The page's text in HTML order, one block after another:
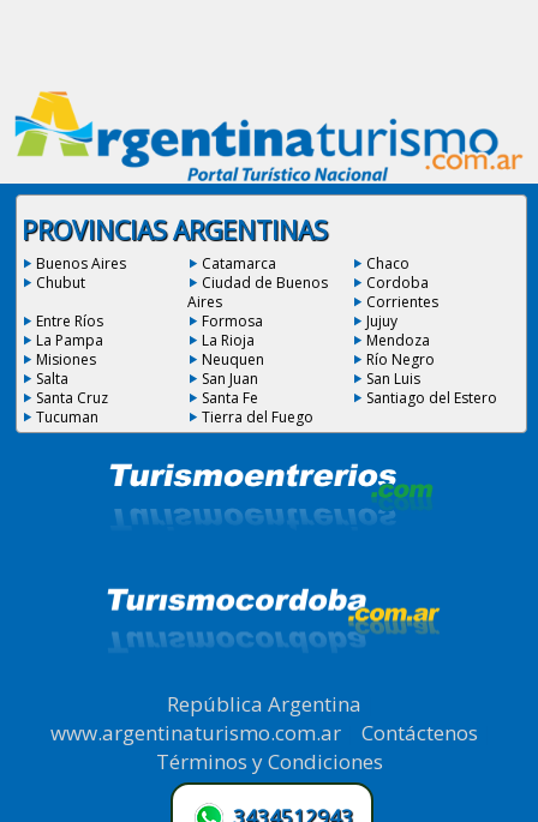
PROVINCIAS ARGENTINAS
Buenos Aires Catamarca
Chaco
Chubut
Ciudad de Buenos
Aires
Cordoba
Corrientes
Entre Ríos
Formosa
Jujuy
La Pampa
La Rioja
Mendoza
Misiones
Neuquen
Río Negro
Salta
San Juan
San Luis
Santa Cruz
Santa Fe
Santiago del Estero
Tucuman
Tierra del Fuego
República Argentina
www.argentinaturismo.com.ar| Contáctenos
Términos y Condiciones